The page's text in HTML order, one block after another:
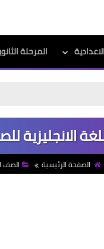
المرحلة
للصف
الصفحة الرئيسية الصف